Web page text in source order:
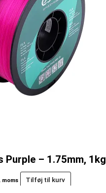
Purple – 1.75mm, 1kg
moms Tilføj til kurv